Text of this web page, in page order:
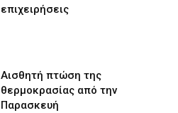
επιχειρήσεις
Αισθητή πτώση της
θερμοκρασίας από την
Παρασκευή